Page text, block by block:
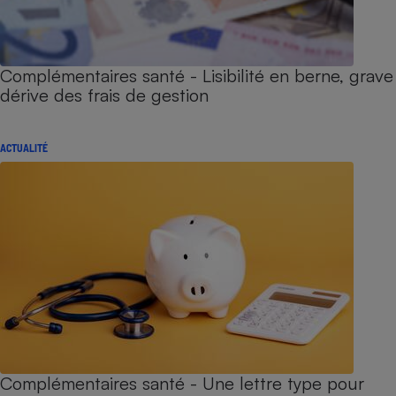
Complémentaires santé - Lisibilité en berne, grave
dérive des frais de gestion
ACTUALITÉ
Complémentaires santé - Une lettre type pour